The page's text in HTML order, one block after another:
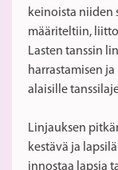
keinoista niiden
määriteltiin,
Lasten tanssin
harrastamisen
alaisille
Linjauksen
kestävä ja
innostaa lapsia